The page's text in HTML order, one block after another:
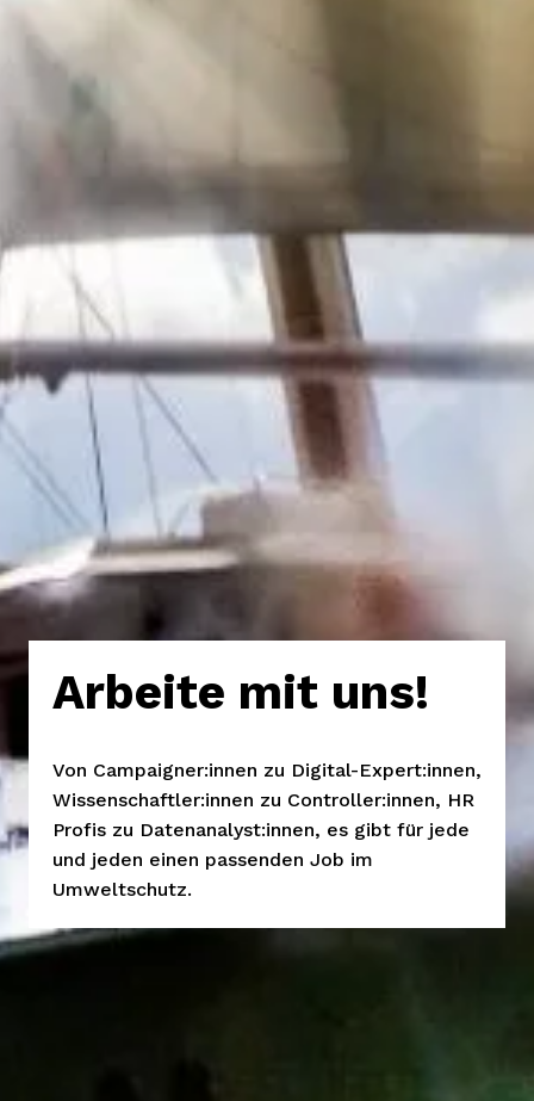
Arbeite mit uns!
Von Campaigner:innen zu Digital-Expert:innen,
Wissenschaftler:innen zu Controller:innen, HR
Profis zu Datenanalyst:innen, es gibt für jede
und jeden einen passenden Job im
Umweltschutz.